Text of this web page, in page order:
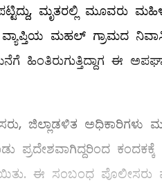
ಮೃತರಲ್ಲಿ ಮೂವರು
ಮಹಲ್ ಗ್ರಾಮದ
ಹಿಂತಿರುಗುತ್ತಿದ್ದಾಗ ಈ
ಅಧಿಕಾರಿಗಳು
ಪ್ರದೇಶವಾಗಿದ್ದರಿಂದ
ಈ ಸಂಬಂಧ